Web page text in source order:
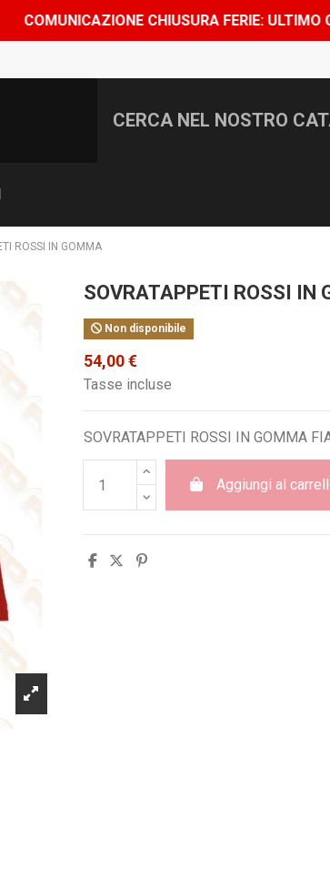
CHIUSURA FERIE: ULTIMO
ROSSI IN GOMMA
SOVRATAPPETI ROSSI IN
Non disponibile
54,00 €
Tasse incluse
SOVRATAPPETI ROSSI IN GOMMA
Aggiungi al